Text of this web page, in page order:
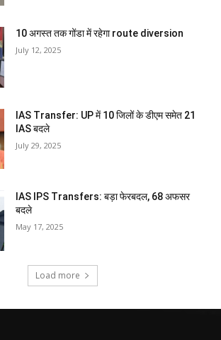
10 अगस्त तक गोंडा में रहेगा route diversion
July 12, 2025
IAS Transfer: UP में 10 जिलों के डीएम समेत 21
IAS बदले
July 29, 2025
IAS IPS Transfers: बड़ा फेरबदल, 68 अफसर
बदले
May 17, 2025
Load more